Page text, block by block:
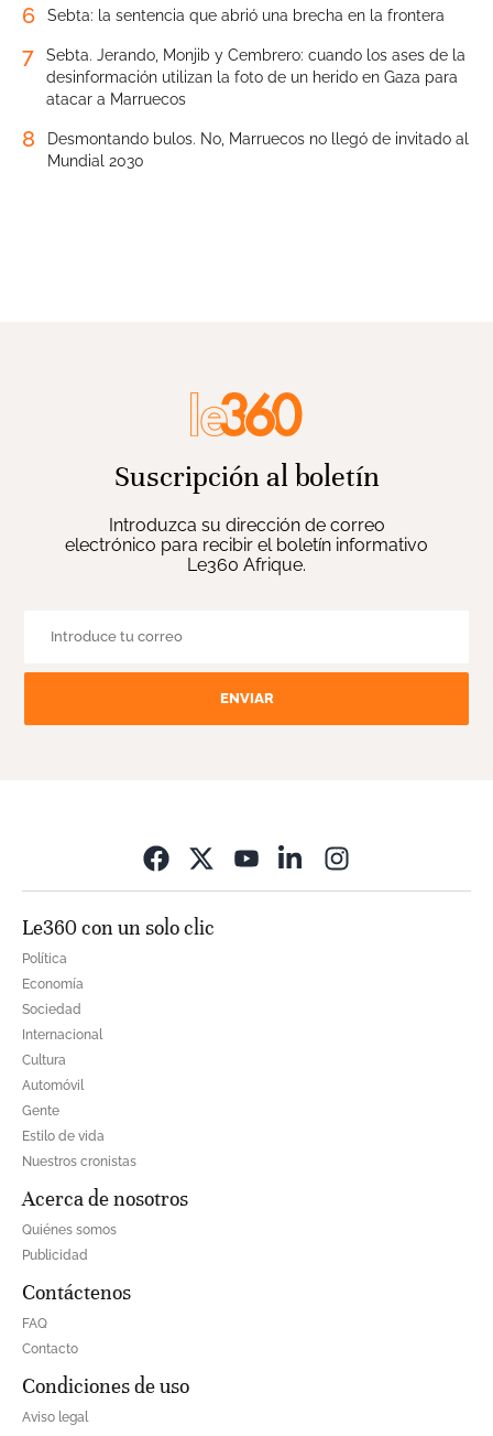
6 Sebta: la sentencia que abrió una brecha en la frontera
7
Sebta. Jerando, Monjib y Cembrero: cuando los ases de la
desinformación utilizan la foto de un herido en Gaza para
atacar a Marruecos
8
Desmontando bulos. No, Marruecos no llegó de invitado al
Mundial 2030
Suscripción al boletín
Introduzca su dirección de correo
electrónico para recibir el boletín informativo
Le360 Afrique.
ENVIAR
Le360 con un solo clic
Política
Economía
Sociedad
Internacional
Cultura
Automóvil
Gente
Estilo de vida
Nuestros cronistas
Acerca de nosotros
Quiénes somos
Publicidad
Contáctenos
FAQ
Contacto
Condiciones de uso
Aviso legal